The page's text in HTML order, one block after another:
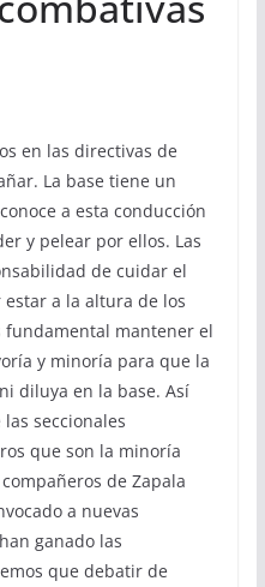
en las directivas de
La base tiene un
a esta conducción
y pelear por ellos. Las
de cuidar el
a la altura de los
fundamental mantener el
y minoría para que la
diluya en la base. Así
seccionales
que son la minoría
de Zapala
a nuevas
ganado las
que debatir de